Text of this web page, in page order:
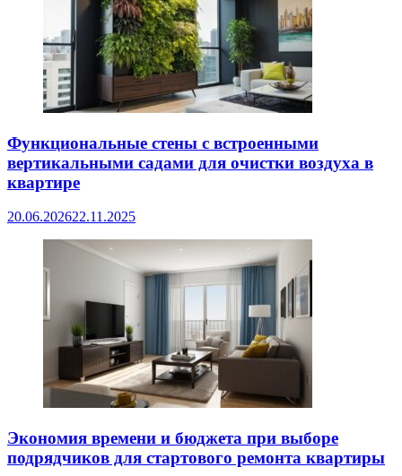
Функциональные стены с встроенными
вертикальными садами для очистки воздуха в
квартире
20.06.202622.11.2025
Экономия времени и бюджета при выборе
подрядчиков для стартового ремонта квартиры